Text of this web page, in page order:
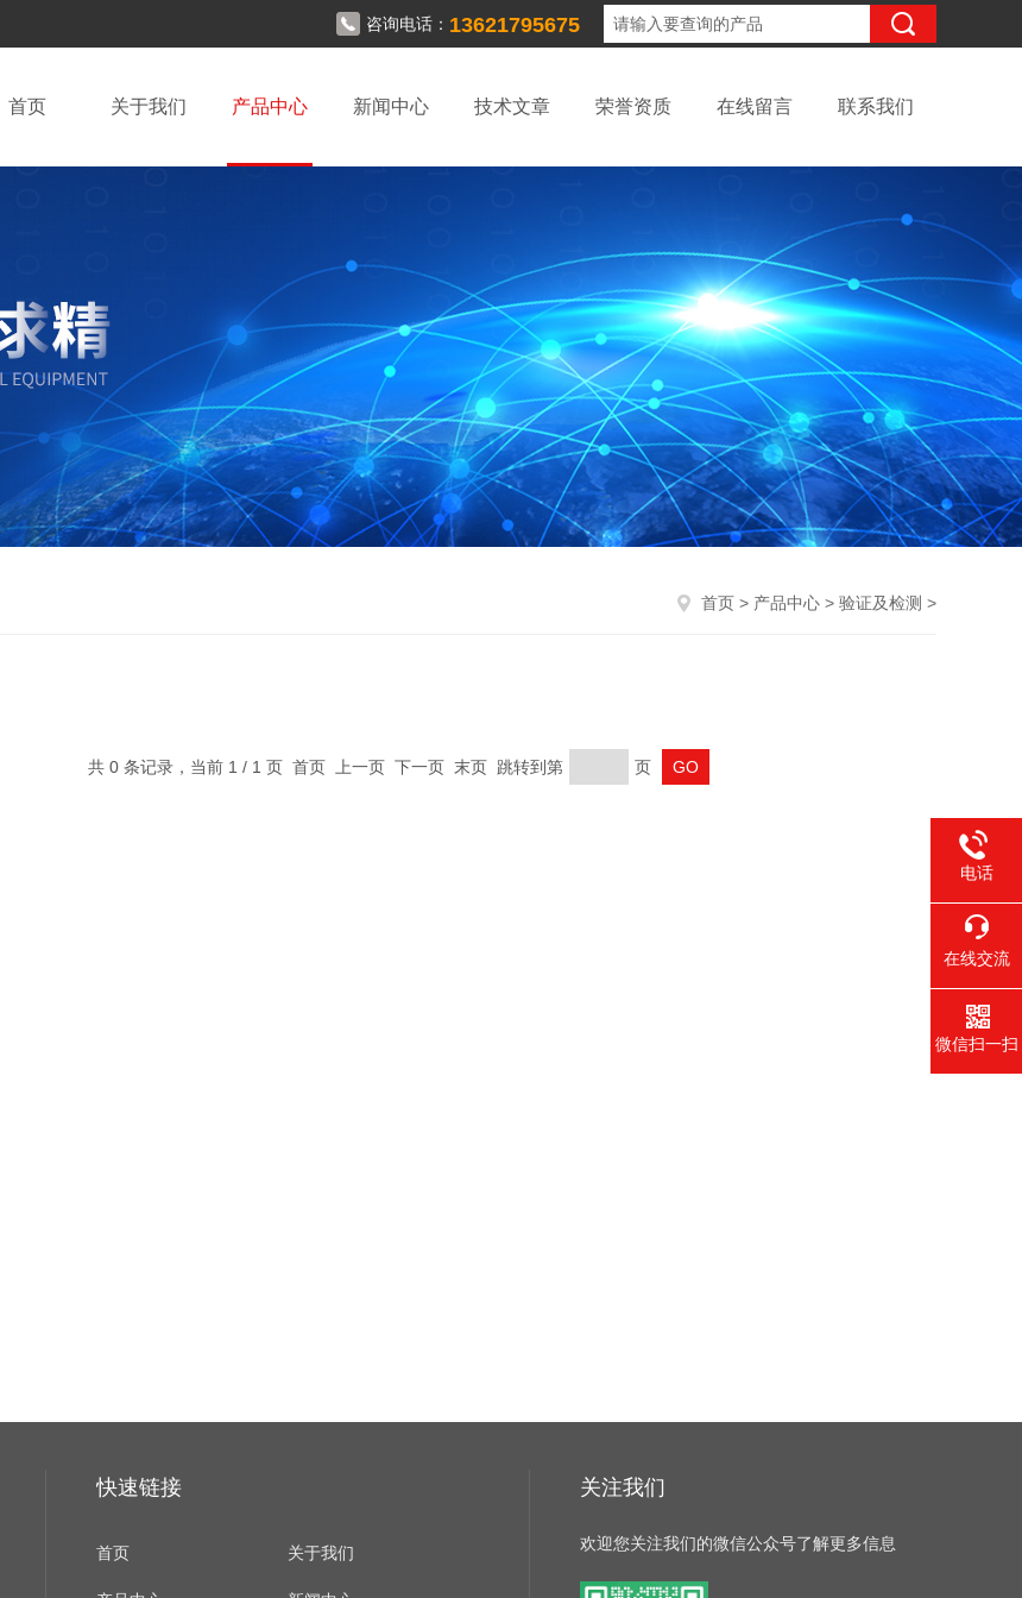
咨询电话： 13621795675
首页 关于我们 产品中心 新闻中心 技术文章 荣誉资质 在线留言 联系我们
首页 > 产品中心 > 验证及检测 >
共 0 条记录，当前 1 / 1 页 首页 上一页 下一页 末页 跳转到第 页
快速链接
首页 关于我们
关注我们
欢迎您关注我们的微信公众号了解更多信息
电话
在线交流
微信扫一扫